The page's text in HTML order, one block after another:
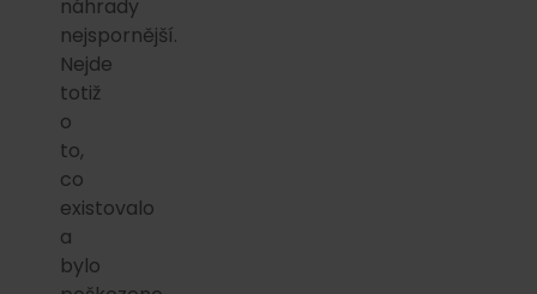
náhrady
nejspornější.
Nejde
totiž
o
to,
co
existovalo
a
bylo